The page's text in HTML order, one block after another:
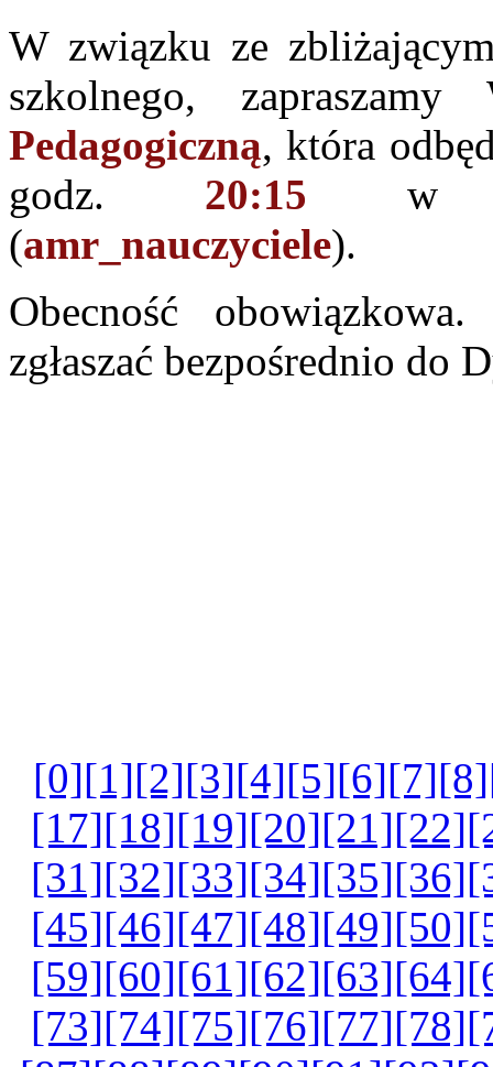
W związku ze
szkolnego,
Pedagogiczną, która
godz. 20:15 w
(amr_nauczyciele).
Obecność
zgłaszać bezpośrednio do
[0][1][2][3][4][5][6][7][8]
[17][18][19][20][21][22]
[31][32][33][34][35][36]
[45][46][47][48][49][50]
[59][60][61][62][63][64]
[73][74][75][76][77][78]